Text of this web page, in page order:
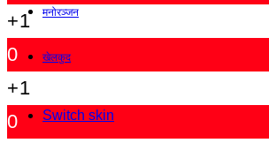
मनोरञ्जन
खेलकुद
Switch skin
+1
0
+1
0